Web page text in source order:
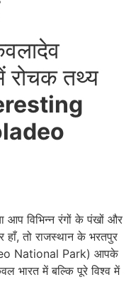
रोचक तथ्य
आप विभिन्न रंगों के पंखों और
तो राजस्थान के भरतपुर
National Park) आपके
भारत में बल्कि पूरे विश्व में